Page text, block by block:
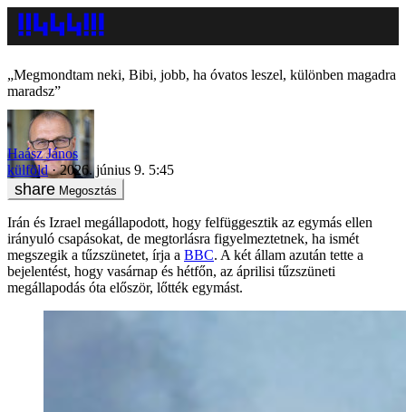
„Megmondtam neki, Bibi, jobb, ha óvatos leszel, különben magadra
maradsz”
Haász János
külföld
2026. június 9. 5:45
Megosztás
Irán és Izrael megállapodott, hogy felfüggesztik az egymás ellen
irányuló csapásokat, de megtorlásra figyelmeztetnek, ha ismét
megszegik a tűzszünetet, írja a BBC. A két állam azután tette a
bejelentést, hogy vasárnap és hétfőn, az áprilisi tűzszüneti
megállapodás óta először, lőtték egymást.